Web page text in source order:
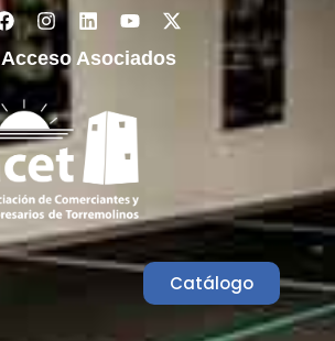
Acceso Asociados
Catálogo